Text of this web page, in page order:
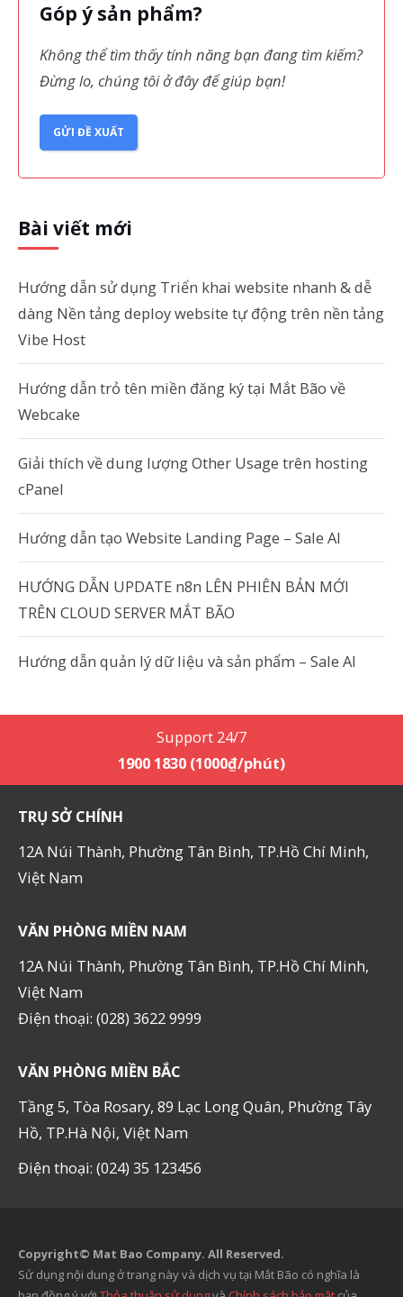
Góp ý sản phẩm?
Không thể tìm thấy tính năng bạn đang tìm kiếm?
Đừng lo, chúng tôi ở đây để giúp bạn!
GỬI ĐỀ XUẤT
Bài viết mới
Hướng dẫn sử dụng Triển khai website nhanh & dễ
dàng Nền tảng deploy website tự động trên nền tảng
Vibe Host
Hướng dẫn trỏ tên miền đăng ký tại Mắt Bão về
Webcake
Giải thích về dung lượng Other Usage trên hosting
cPanel
Hướng dẫn tạo Website Landing Page – Sale AI
HƯỚNG DẪN UPDATE n8n LÊN PHIÊN BẢN MỚI
TRÊN CLOUD SERVER MẮT BÃO
Hướng dẫn quản lý dữ liệu và sản phẩm – Sale AI
Support 24/7
1900 1830 (1000₫/phút)
TRỤ SỞ CHÍNH
12A Núi Thành, Phường Tân Bình, TP.Hồ Chí Minh,
Việt Nam
VĂN PHÒNG MIỀN NAM
12A Núi Thành, Phường Tân Bình, TP.Hồ Chí Minh,
Việt Nam
Điện thoại: (028) 3622 9999
VĂN PHÒNG MIỀN BẮC
Tầng 5, Tòa Rosary, 89 Lạc Long Quân, Phường Tây
Hồ, TP.Hà Nội, Việt Nam
Điện thoại: (024) 35 123456
Copyright© Mat Bao Company. All Reserved.
Sử dụng nội dung ở trang này và dịch vụ tại Mắt Bão có nghĩa là